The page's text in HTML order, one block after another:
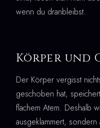
wenn du dranbleibst.
Körper und
Der Körper vergisst
geschoben hat,
flachem Atem. Deshalb
ausgeklammert,